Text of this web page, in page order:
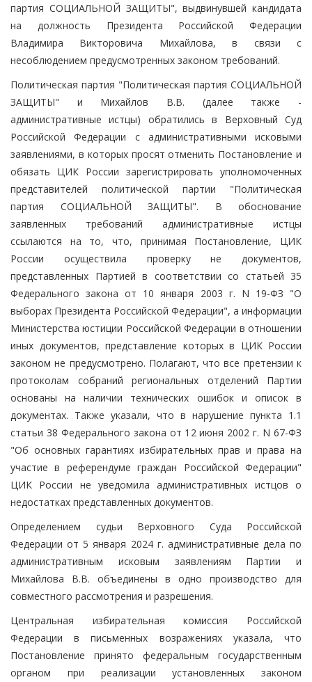
партия СОЦИАЛЬНОЙ ЗАЩИТЫ", выдвинувшей кандидата
на должность Президента Российской Федерации
Владимира Викторовича Михайлова, в связи с
несоблюдением предусмотренных законом требований.
Политическая партия "Политическая партия СОЦИАЛЬНОЙ
ЗАЩИТЫ" и Михайлов В.В. (далее также -
административные истцы) обратились в Верховный Суд
Российской Федерации с административными исковыми
заявлениями, в которых просят отменить Постановление и
обязать ЦИК России зарегистрировать уполномоченных
представителей политической партии "Политическая
партия СОЦИАЛЬНОЙ ЗАЩИТЫ". В обоснование
заявленных требований административные истцы
ссылаются на то, что, принимая Постановление, ЦИК
России осуществила проверку не документов,
представленных Партией в соответствии со статьей 35
Федерального закона от 10 января 2003 г. N 19-ФЗ "О
выборах Президента Российской Федерации", а информации
Министерства юстиции Российской Федерации в отношении
иных документов, представление которых в ЦИК России
законом не предусмотрено. Полагают, что все претензии к
протоколам собраний региональных отделений Партии
основаны на наличии технических ошибок и описок в
документах. Также указали, что в нарушение пункта 1.1
статьи 38 Федерального закона от 12 июня 2002 г. N 67-ФЗ
"Об основных гарантиях избирательных прав и права на
участие в референдуме граждан Российской Федерации"
ЦИК России не уведомила административных истцов о
недостатках представленных документов.
Определением судьи Верховного Суда Российской
Федерации от 5 января 2024 г. административные дела по
административным исковым заявлениям Партии и
Михайлова В.В. объединены в одно производство для
совместного рассмотрения и разрешения.
Центральная избирательная комиссия Российской
Федерации в письменных возражениях указала, что
Постановление принято федеральным государственным
органом при реализации установленных законом